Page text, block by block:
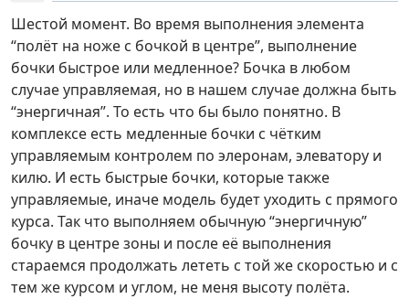
Шестой момент. Во время выполнения элемента
“полёт на ноже с бочкой в центре”, выполнение
бочки быстрое или медленное? Бочка в любом
случае управляемая, но в нашем случае должна быть
“энергичная”. То есть что бы было понятно. В
комплексе есть медленные бочки с чётким
управляемым контролем по элеронам, элеватору и
килю. И есть быстрые бочки, которые также
управляемые, иначе модель будет уходить с прямого
курса. Так что выполняем обычную “энергичную”
бочку в центре зоны и после её выполнения
стараемся продолжать лететь с той же скоростью и с
тем же курсом и углом, не меня высоту полёта.